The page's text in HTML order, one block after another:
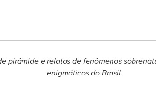
pirâmide e relatos de fenômenos
enigmáticos doBrasil